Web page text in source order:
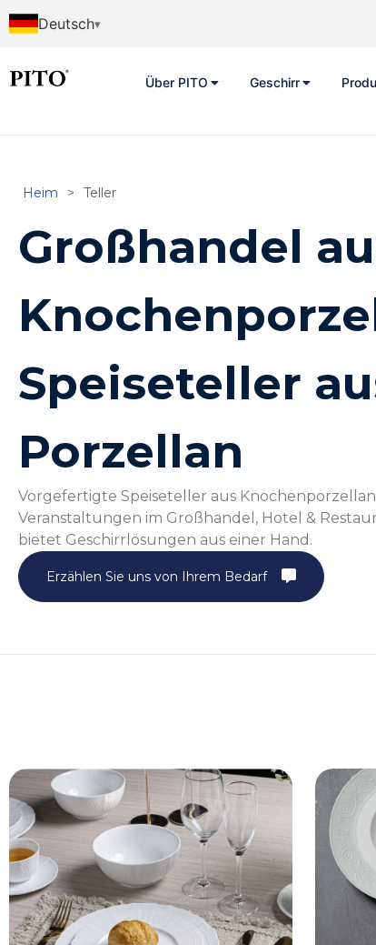
Deutsch
Über PITO Geschirr
Heim > Teller
Großhandel
Speiseteller
Porzellan
Vorgefertigte Speiseteller aus
Veranstaltungen im Großhandel, Hotel &
bietet Geschirrlösungen aus einer Hand.
Erzählen Sie uns von Ihrem Bedarf